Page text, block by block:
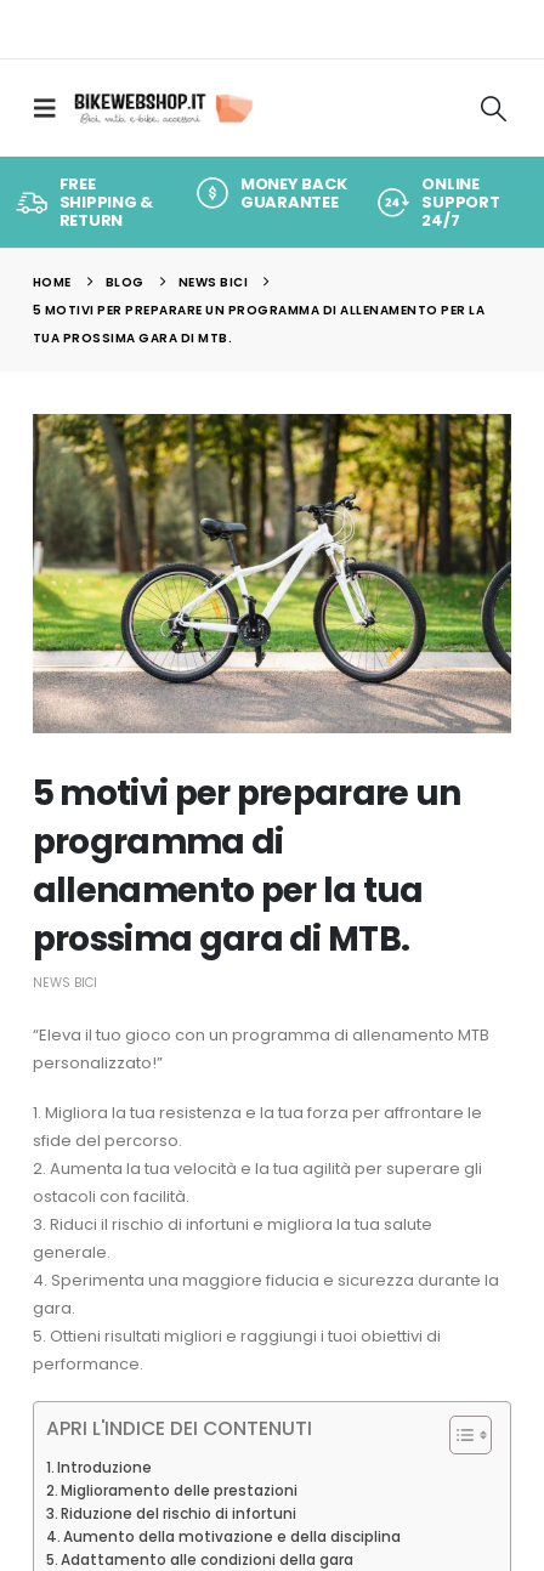
FREE
SHIPPING &
RETURN
MONEY BACK
GUARANTEE
ONLINE
SUPPORT
24/7
HOME BLOG
NEWS BICI
5 MOTIVI PER PREPARARE UN PROGRAMMA DI ALLENAMENTO PER LA
TUA PROSSIMA GARA DI MTB.
5 motivi per preparare un
programma di
allenamento per la tua
prossima gara di MTB.
NEWS BICI
“Eleva il tuo gioco con un programma di allenamento MTB
personalizzato!”
1. Migliora la tua resistenza e la tua forza per affrontare le
sfide del percorso.
2. Aumenta la tua velocità e la tua agilità per superare gli
ostacoli con facilità.
3. Riduci il rischio di infortuni e migliora la tua salute
generale.
4. Sperimenta una maggiore fiducia e sicurezza durante la
gara.
5. Ottieni risultati migliori e raggiungi i tuoi obiettivi di
performance.
APRI L'INDICE DEI CONTENUTI
Introduzione
Miglioramento delle prestazioni
Riduzione del rischio di infortuni
Aumento della motivazione e della disciplina
Adattamento alle condizioni della gara